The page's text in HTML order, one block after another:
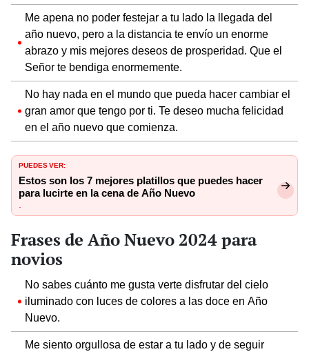
Me apena no poder festejar a tu lado la llegada del
año nuevo, pero a la distancia te envío un enorme
abrazo y mis mejores deseos de prosperidad. Que el
Señor te bendiga enormemente.
No hay nada en el mundo que pueda hacer cambiar el
gran amor que tengo por ti. Te deseo mucha felicidad
en el año nuevo que comienza.
PUEDES VER:
Estos son los 7 mejores platillos que puedes hacer
para lucirte en la cena de Año Nuevo
.
Frases de Año Nuevo 2024 para
novios
No sabes cuánto me gusta verte disfrutar del cielo
iluminado con luces de colores a las doce en Año
Nuevo.
Me siento orgullosa de estar a tu lado y de seguir